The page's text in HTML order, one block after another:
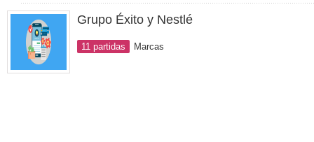
Grupo Éxito y Nestlé
11 partidas Marcas